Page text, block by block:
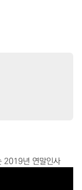
년 연말인사